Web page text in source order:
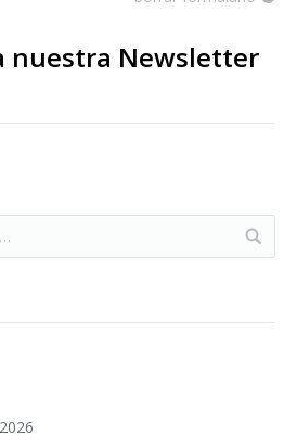
nuestra Newsletter